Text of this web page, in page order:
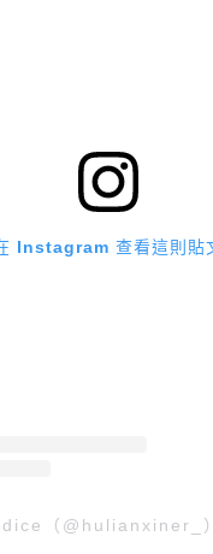
Instagram 查看這則貼
（@hulianxiner_